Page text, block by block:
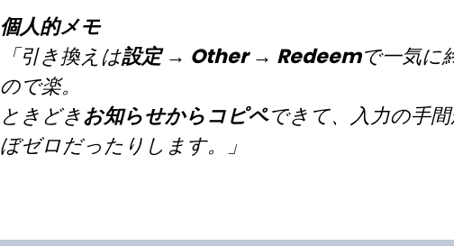
個人的メモ
「引き換えは設定 → Other → Redeemで一気に
ので楽。
ときどきお知らせからコピペできて、入力の手
ぼゼロだったりします。」